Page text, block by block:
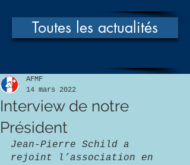
Toutes les actualités
Interview de notre
Président
AFMF
14 mars 2022
Jean-Pierre Schild a
rejoint l’association en